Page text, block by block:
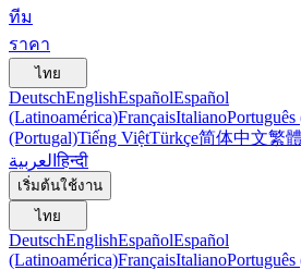
ทีม
ราคา
ไทย
DeutschEnglishEspañolEspañol
(Latinoamérica)FrançaisItaliano
(Portugal)Tiếng ViệtTürkçe简体中文繁
العربيةहिन्दी
เริ่มต้นใช้งาน
ไทย
DeutschEnglishEspañolEspañol
(Latinoamérica)FrançaisItaliano